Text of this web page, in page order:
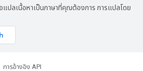
แปลเนื้อหาเป็นภาษาที่คุณต้องการ การแปลโดย
การอ้างอิง API